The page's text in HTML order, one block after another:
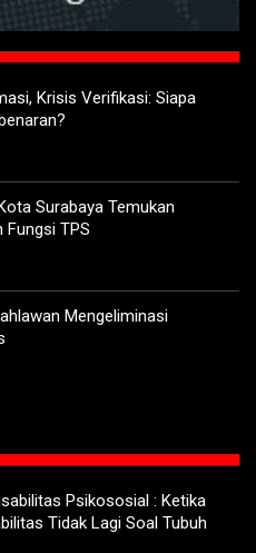
Krisis Verifikasi: Siapa
Surabaya Temukan
Fungsi TPS
Mengeliminasi
Psikososial : Ketika
Tidak Lagi Soal Tubuh